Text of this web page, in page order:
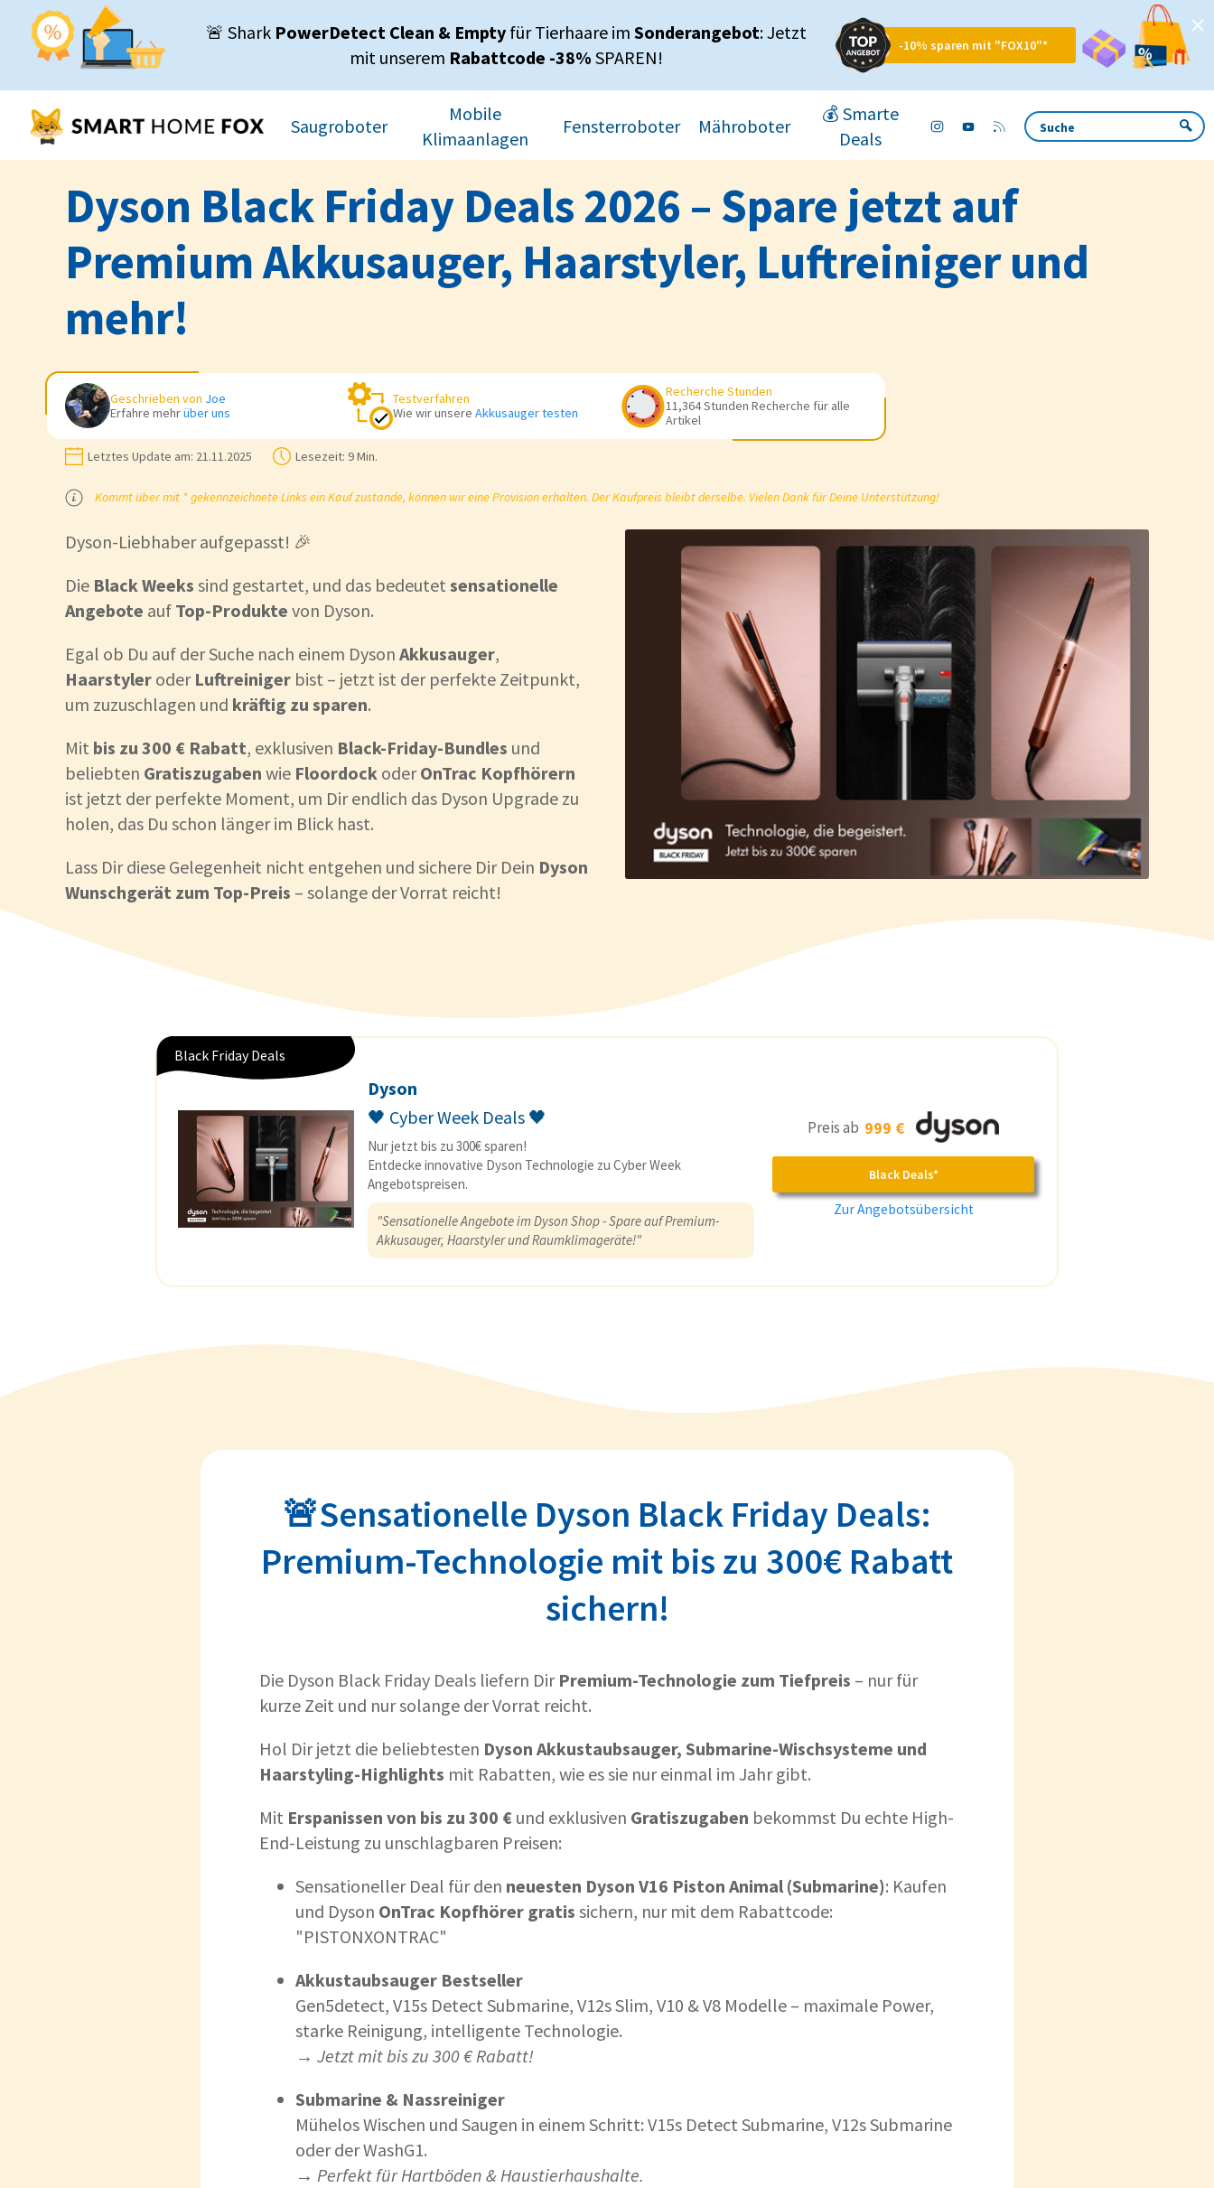
🚨 Shark PowerDetect Clean & Empty für Tierhaare imSonderangebot: Jetzt
mit unserem Rabattcode -38% SPAREN!
-10% sparen mit "FOX10"*
Saugroboter
Mobile
Klimaanlagen
Fensterroboter Mähroboter
💰 Smarte
Deals
Dyson Black Friday Deals 2026 – Spare jetzt auf
Premium Akkusauger, Haarstyler, Luftreiniger und
mehr!
Geschrieben von Joe
Erfahre mehrüber uns
Testverfahren
Wie wir unsere Akkusauger testen
Recherche Stunden
11,364 Stunden Recherche für alle
Artikel
Letztes Update am: 21.11.2025 Lesezeit: 9 Min.
Kommt über mit * gekennzeichnete Links ein Kauf zustande, können wir eine Provision erhalten. Der Kaufpreis bleibt derselbe. Vielen Dank für Deine Unterstützung!
Dyson-Liebhaber aufgepasst! 🎉
Die Black Weeks sind gestartet, und das bedeutet sensationelle
Angebote auf Top-Produkte von Dyson.
Egal ob Du auf der Suche nach einem Dyson Akkusauger,
Haarstyler oder Luftreiniger bist – jetzt ist der perfekte Zeitpunkt,
um zuzuschlagen und kräftig zu sparen.
Mit bis zu 300 € Rabatt, exklusiven Black-Friday-Bundles und
beliebten Gratiszugaben wie Floordock oderOnTrac Kopfhörern
ist jetzt der perfekte Moment, um Dir endlich das Dyson Upgrade zu
holen, das Du schon länger im Blick hast.
Lass Dir diese Gelegenheit nicht entgehen und sichere Dir Dein Dyson
Wunschgerät zum Top-Preis – solange der Vorrat reicht!
Black Friday Deals
Dyson
🖤 Cyber Week Deals 🖤
Nur jetzt bis zu 300€ sparen!
Entdecke innovative Dyson Technologie zu Cyber Week
Angebotspreisen.
"Sensationelle Angebote im Dyson Shop - Spare auf Premium-
Akkusauger, Haarstyler und Raumklimageräte!"
Preis ab 999 €
Black Deals*
Zur Angebotsübersicht
🚨Sensationelle Dyson Black Friday Deals:
Premium-Technologie mit bis zu 300€ Rabatt
sichern!
Die Dyson Black Friday Deals liefern Dir Premium-Technologie zum Tiefpreis – nur für
kurze Zeit und nur solange der Vorrat reicht.
Hol Dir jetzt die beliebtesten Dyson Akkustaubsauger, Submarine-Wischsysteme und
Haarstyling-Highlights mit Rabatten, wie es sie nur einmal im Jahr gibt.
Mit Erspanissen von bis zu 300 € und exklusiven Gratiszugaben bekommst Du echte High-
End-Leistung zu unschlagbaren Preisen:
Sensationeller Deal für den neuesten Dyson V16 Piston Animal (Submarine): Kaufen
und Dyson OnTrac Kopfhörer gratis sichern, nur mit dem Rabattcode:
"PISTONXONTRAC"
Akkustaubsauger Bestseller
Gen5detect, V15s Detect Submarine, V12s Slim, V10 & V8 Modelle – maximale Power,
starke Reinigung, intelligente Technologie.
→ Jetzt mit bis zu 300 € Rabatt!
Submarine & Nassreiniger
Mühelos Wischen und Saugen in einem Schritt: V15s Detect Submarine, V12s Submarine
oder der WashG1.
→ Perfekt für Hartböden & Haustierhaushalte.